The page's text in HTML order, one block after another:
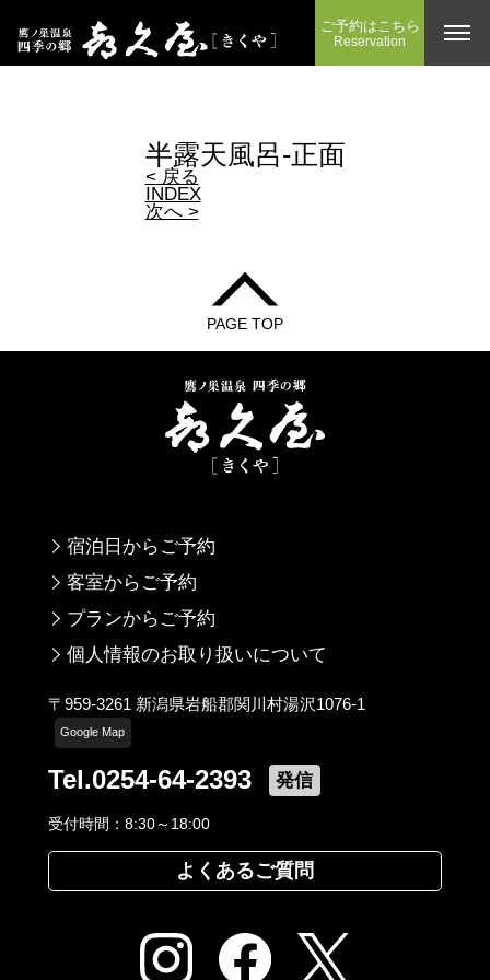
ご予約はこちら
Reservation
半露天風呂-正面
< 戻る
INDEX
次へ >
PAGE TOP
宿泊日からご予約
客室からご予約
プランからご予約
個人情報のお取り扱いについて
〒959-3261 新潟県岩船郡関川村湯沢1076-1
Google Map
Tel.0254-64-2393 発信
受付時間：8:30～18:00
よくあるご質問